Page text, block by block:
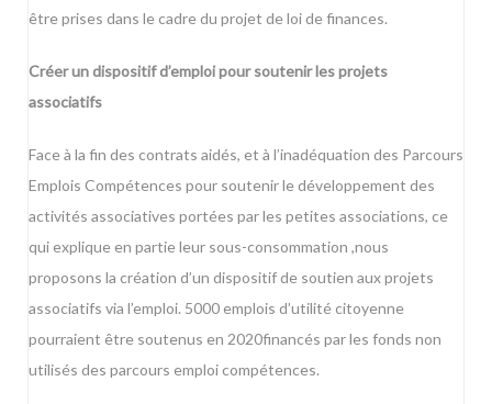
être prises dans le cadre du projet de loi de finances.
Créer un dispositif d’emploi pour soutenir les projets
associatifs
Face à la fin des contrats aidés, et à l’inadéquation des Parcours
Emplois Compétences pour soutenir le développement des
activités associatives portées par les petites associations, ce
qui explique en partie leur sous-consommation ,nous
proposons la création d’un dispositif de soutien aux projets
associatifs via l’emploi. 5000 emplois d’utilité citoyenne
pourraient être soutenus en 2020financés par les fonds non
utilisés des parcours emploi compétences.